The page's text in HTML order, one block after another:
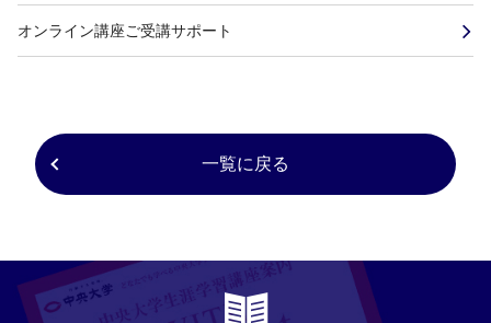
オンライン講座ご受講サポート
一覧に戻る